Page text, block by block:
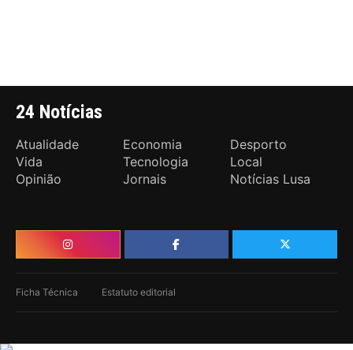
24 Notícias
Atualidade Economia
Desporto
Vida
Tecnologia
Local
Opinião
Jornais Notícias Lusa
Ficha Técnica Estatuto editorial